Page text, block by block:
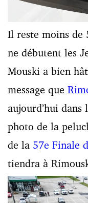
Il reste moins de
ne débutent les
Mouski a bien
message que
aujourd’hui dans
photo de la
de la 57e Finale
tiendra à